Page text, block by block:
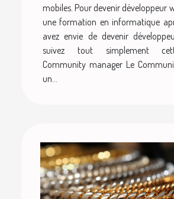
mobiles. Pour devenir développeur
une formation en informatique
avez envie de devenir
suivez tout simplement
Community manager Le
un...